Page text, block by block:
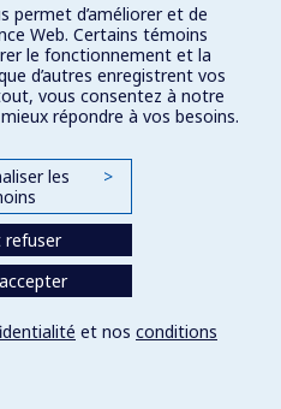
permet d’améliorer et de
Web. Certains témoins
le fonctionnement et la
d’autres enregistrent vos
vous consentez à notre
répondre à vos besoins.
les
>
refuser
et nos conditions